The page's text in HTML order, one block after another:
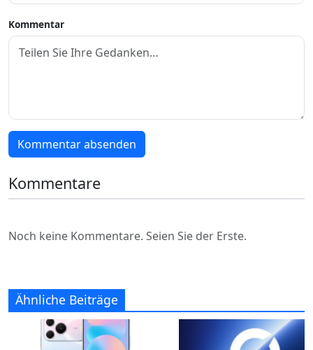
Kommentar
Kommentar absenden
Kommentare
Noch keine Kommentare. Seien Sie der Erste.
Ähnliche Beiträge